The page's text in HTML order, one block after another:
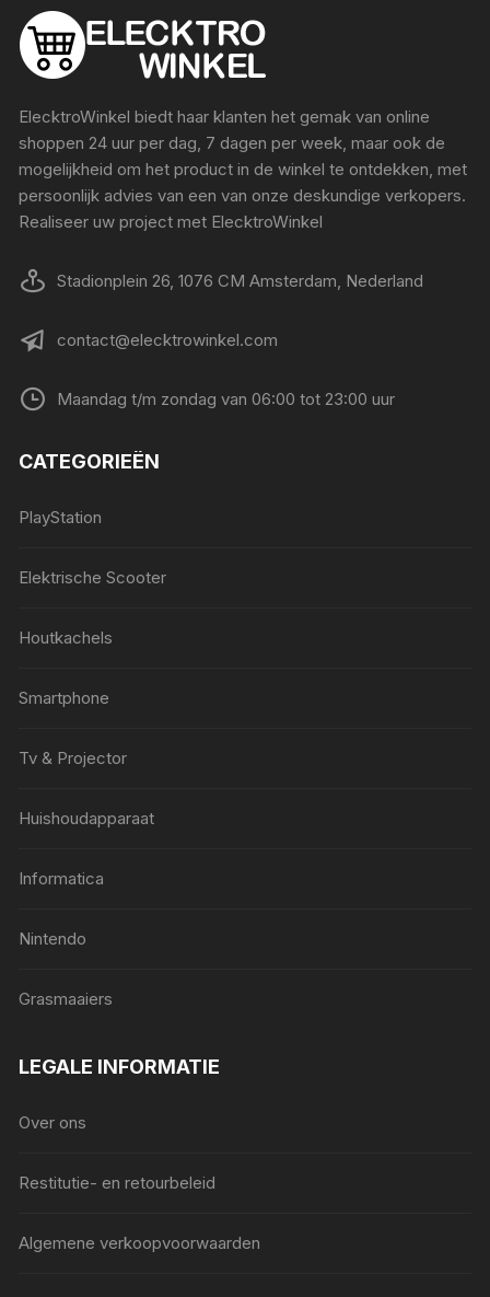
ElecktroWinkel biedt haar klanten het gemak van online
shoppen 24 uur per dag, 7 dagen per week, maar ook de
mogelijkheid om het product in de winkel te ontdekken, met
persoonlijk advies van een van onze deskundige verkopers.
Realiseer uw project met ElecktroWinkel
Stadionplein 26, 1076 CM Amsterdam, Nederland
contact@elecktrowinkel.com
Maandag t/m zondag van 06:00 tot 23:00 uur
CATEGORIEËN
PlayStation
Elektrische Scooter
Houtkachels
Smartphone
Tv & Projector
Huishoudapparaat
Informatica
Nintendo
Grasmaaiers
LEGALE INFORMATIE
Over ons
Restitutie- en retourbeleid
Algemene verkoopvoorwaarden